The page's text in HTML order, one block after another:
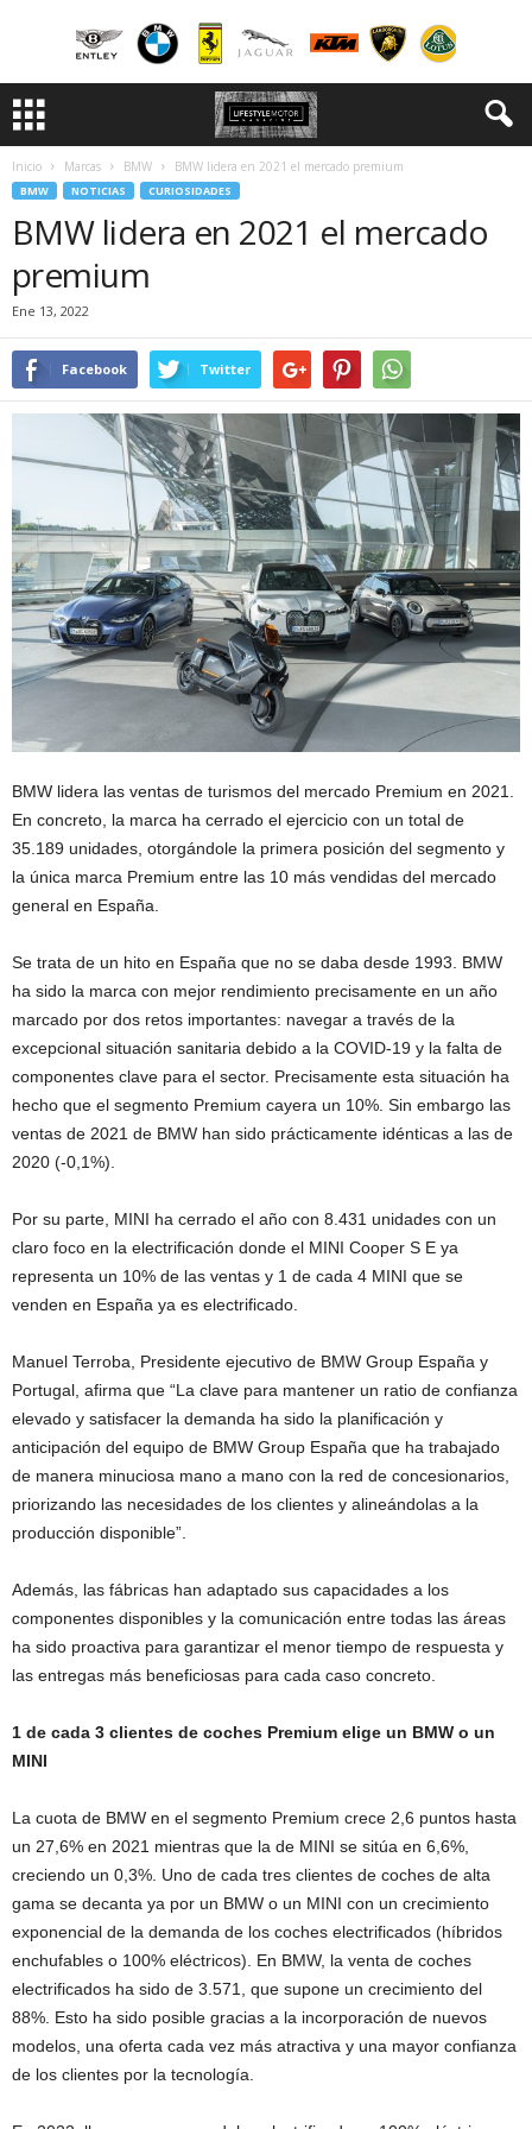
Inicio Marcas BMW BMW lidera en 2021 el mercado premium
BMW NOTICIAS CURIOSIDADES
BMW lidera en 2021 el mercado
premium
Ene 13, 2022
Facebook Twitter
BMW lidera las ventas de turismos del mercado Premium en 2021.
En concreto, la marca ha cerrado el ejercicio con un total de
35.189 unidades, otorgándole la primera posición del segmento y
la única marca Premium entre las 10 más vendidas del mercado
general en España.
Se trata de un hito en España que no se daba desde 1993. BMW
ha sido la marca con mejor rendimiento precisamente en un año
marcado por dos retos importantes: navegar a través de la
excepcional situación sanitaria debido a la COVID-19 y la falta de
componentes clave para el sector. Precisamente esta situación ha
hecho que el segmento Premium cayera un 10%. Sin embargo las
ventas de 2021 de BMW han sido prácticamente idénticas a las de
2020 (-0,1%).
Por su parte, MINI ha cerrado el año con 8.431 unidades con un
claro foco en la electrificación donde el MINI Cooper S E ya
representa un 10% de las ventas y 1 de cada 4 MINI que se
venden en España ya es electrificado.
Manuel Terroba, Presidente ejecutivo de BMW Group España y
Portugal, afirma que “La clave para mantener un ratio de confianza
elevado y satisfacer la demanda ha sido la planificación y
anticipación del equipo de BMW Group España que ha trabajado
de manera minuciosa mano a mano con la red de concesionarios,
priorizando las necesidades de los clientes y alineándolas a la
producción disponible”.
Además, las fábricas han adaptado sus capacidades a los
componentes disponibles y la comunicación entre todas las áreas
ha sido proactiva para garantizar el menor tiempo de respuesta y
las entregas más beneficiosas para cada caso concreto.
1 de cada 3 clientes de coches Premium elige un BMW o un
MINI
La cuota de BMW en el segmento Premium crece 2,6 puntos hasta
un 27,6% en 2021 mientras que la de MINI se sitúa en 6,6%,
creciendo un 0,3%. Uno de cada tres clientes de coches de alta
gama se decanta ya por un BMW o un MINI con un crecimiento
exponencial de la demanda de los coches electrificados (híbridos
enchufables o 100% eléctricos). En BMW, la venta de coches
electrificados ha sido de 3.571, que supone un crecimiento del
88%. Esto ha sido posible gracias a la incorporación de nuevos
modelos, una oferta cada vez más atractiva y una mayor confianza
de los clientes por la tecnología.